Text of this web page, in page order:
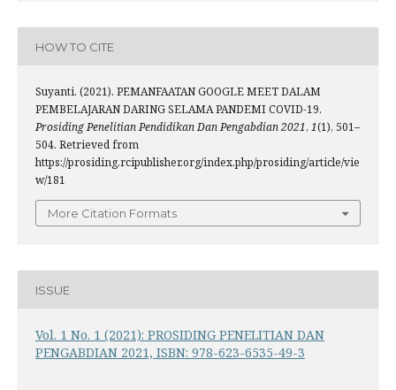
HOW TO CITE
Suyanti. (2021). PEMANFAATAN GOOGLE MEET DALAM
PEMBELAJARAN DARING SELAMA PANDEMI COVID-19.
Prosiding Penelitian Pendidikan Dan Pengabdian 2021, 1(1), 501–
504. Retrieved from
https://prosiding.rcipublisher.org/index.php/prosiding/article/vie
w/181
More Citation Formats
ISSUE
Vol. 1 No. 1 (2021): PROSIDING PENELITIAN DAN
PENGABDIAN 2021, ISBN: 978-623-6535-49-3